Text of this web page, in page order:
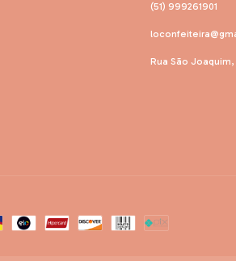
(51) 999261901
Rua São